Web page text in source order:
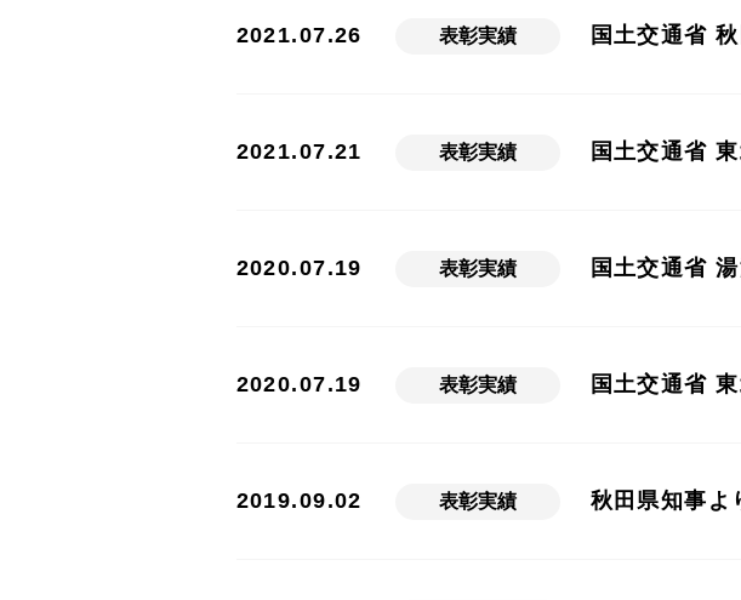
2021.07.26 表彰実績 国土交通省
2021.07.21 表彰実績 国土交通省
2020.07.19 表彰実績 国土交通省
2020.07.19 表彰実績 国土交通省
2019.09.02 表彰実績 秋田県知事よ